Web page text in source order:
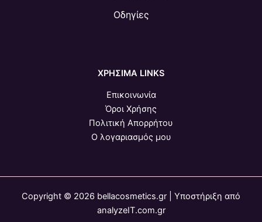
Οδηγίες
ΧΡΗΣΙΜΑ LINKS
Επικοινωνία
Όροι Χρήσης
Πολιτική Απορρήτου
Ο λογαριασμός μου
Copyright © 2026 bellacosmetics.gr | Υποστήριξη από
analyzeIT.com.gr